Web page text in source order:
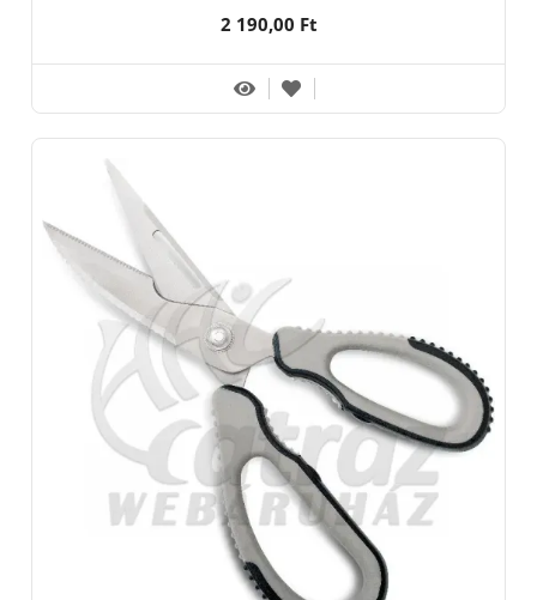
2 190,00 Ft